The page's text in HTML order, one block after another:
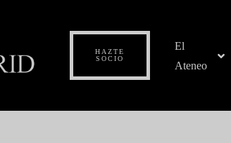
HAZTE
SOCIO
El
Ateneo